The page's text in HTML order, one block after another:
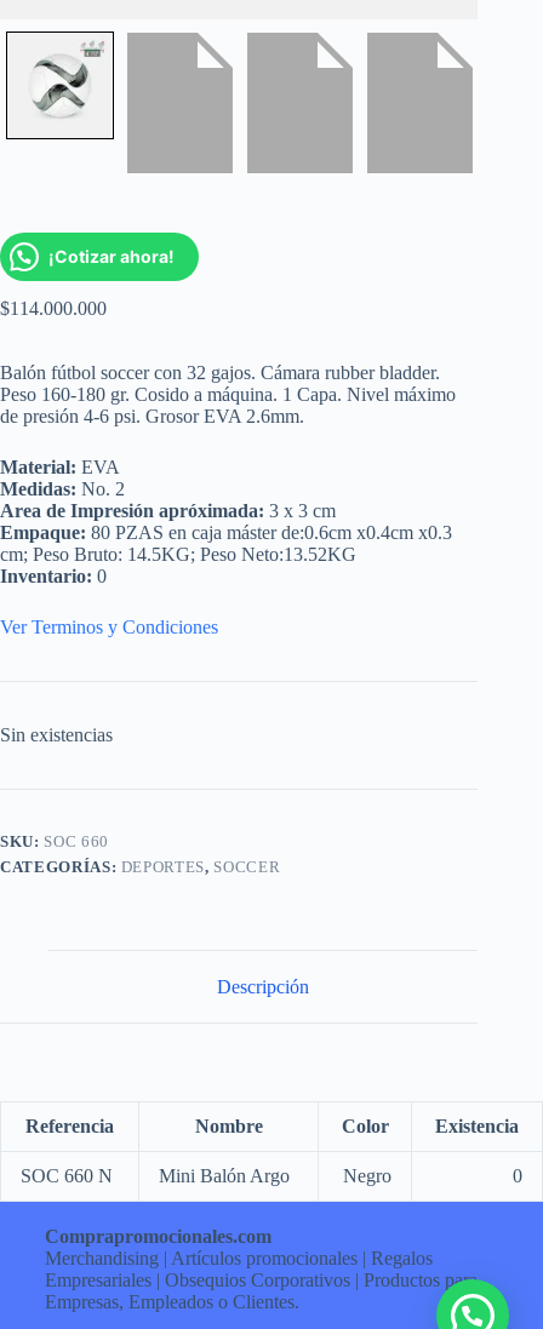
¡Cotizar ahora!
$114.000.000
Balón fútbol soccer con 32 gajos. Cámara rubber bladder.
Peso 160-180 gr. Cosido a máquina. 1 Capa. Nivel máximo
de presión 4-6 psi. Grosor EVA 2.6mm.
Material: EVA
Medidas: No. 2
Area de Impresión apróximada: 3 x 3 cm
Empaque: 80 PZAS en caja máster de:0.6cm x0.4cm x0.3
cm; Peso Bruto: 14.5KG; Peso Neto:13.52KG
Inventario: 0
Ver Terminos y Condiciones
Sin existencias
SKU: SOC 660
CATEGORÍAS: DEPORTES, SOCCER
Descripción
Referencia Nombre Color Existencia
SOC 660 N Mini Balón Argo Negro 0
Comprapromocionales.com
Merchandising | Artículos promocionales | Regalos
Empresariales | Obsequios Corporativos | Productos para
Empresas, Empleados o Clientes.